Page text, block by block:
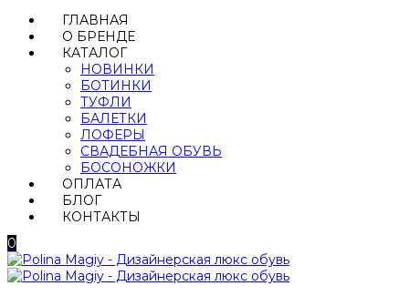
ГЛАВНАЯ
О БРЕНДЕ
КАТАЛОГ
НОВИНКИ
БОТИНКИ
ТУФЛИ
БАЛЕТКИ
ЛОФЕРЫ
СВАДЕБНАЯ ОБУВЬ
БОСОНОЖКИ
ОПЛАТА
БЛОГ
КОНТАКТЫ
0